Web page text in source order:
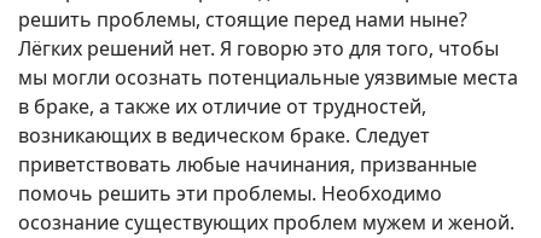
решить проблемы, стоящие перед нами ныне?
Лёгких решений нет. Я говорю это для того, чтобы
мы могли осознать потенциальные уязвимые места
в браке, а также их отличие от трудностей,
возникающих в ведическом браке. Следует
приветствовать любые начинания, призванные
помочь решить эти проблемы. Необходимо
осознание существующих проблем мужем и женой.